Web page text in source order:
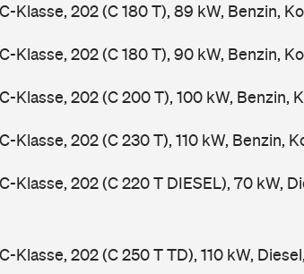
Klasse, 202 (C 180 T), 89 kW, Benzin,
Klasse, 202 (C 180 T), 90 kW, Benzin,
Klasse, 202 (C 200 T), 100 kW, Benzin,
Klasse, 202 (C 230 T), 110 kW, Benzin,
Klasse, 202 (C 220 T DIESEL), 70 kW,
Klasse, 202 (C 250 T TD), 110 kW,